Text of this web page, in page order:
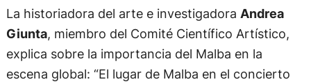
La historiadora del arte e investigadora Andrea
Giunta, miembro del Comité Científico Artístico,
explica sobre la importancia del Malba en la
escena global: “El lugar de Malba en el concierto